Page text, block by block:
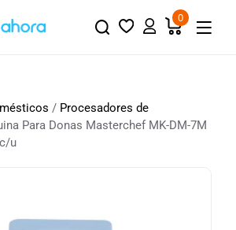
0
/ Procesadores de
Para Donas Masterchef MK-DM-7M
u